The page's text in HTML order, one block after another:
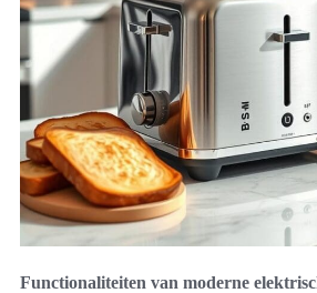
Functionaliteiten van moderne